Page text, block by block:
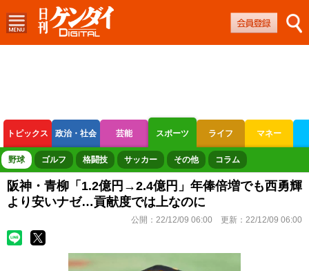
トピックス 政治・社会 芸能 スポーツ ライフ マネー
ボートレース 競輪 オートレース
野球 ゴルフ 格闘技 サッカー その他 コラム
阪神・青柳「1.2億円→2.4億円」年俸倍増でも西勇輝
より安いナゼ…貢献度では上なのに
公開： 22/12/09 06:00 更新： 22/12/09 06:00